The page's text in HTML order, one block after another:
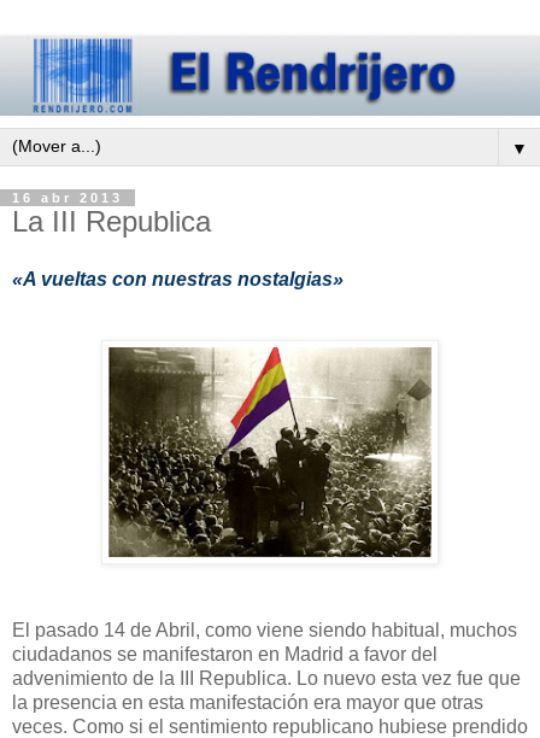
▼
16 abr 2013
La III Republica
«A vueltas con nuestras nostalgias»
El pasado 14 de Abril, como viene siendo habitual, muchos
ciudadanos se manifestaron en Madrid a favor del
advenimiento de la III Republica. Lo nuevo esta vez fue que
la presencia en esta manifestación era mayor que otras
veces. Como si el sentimiento republicano hubiese prendido